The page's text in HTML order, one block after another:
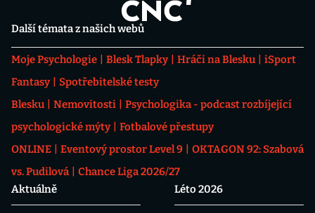
Další témata z našich webů
Moje Psychologie Blesk Tlapky Hráči na Blesku
iSport
Fantasy
Spotřebitelské testy
Blesku
Nemovitosti
Psychologika - podcast rozbíjející
psychologické mýty
Fotbalové přestupy
ONLINE
Eventový prostor Level 9
OKTAGON 92: Szabová
vs. Pudilová
Chance Liga 2026/27
Aktuálně
Léto 2026